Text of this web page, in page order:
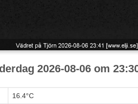
2026-08-06 om
16.4°C